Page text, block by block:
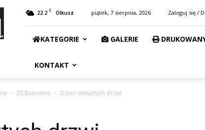
22.2 C Olkusz piątek, 7 sierpnia, 2026 Zaloguj się /
KATEGORIE GALERIE
KONTAKT
ZS Bukowno Dzień otwartych drzwi